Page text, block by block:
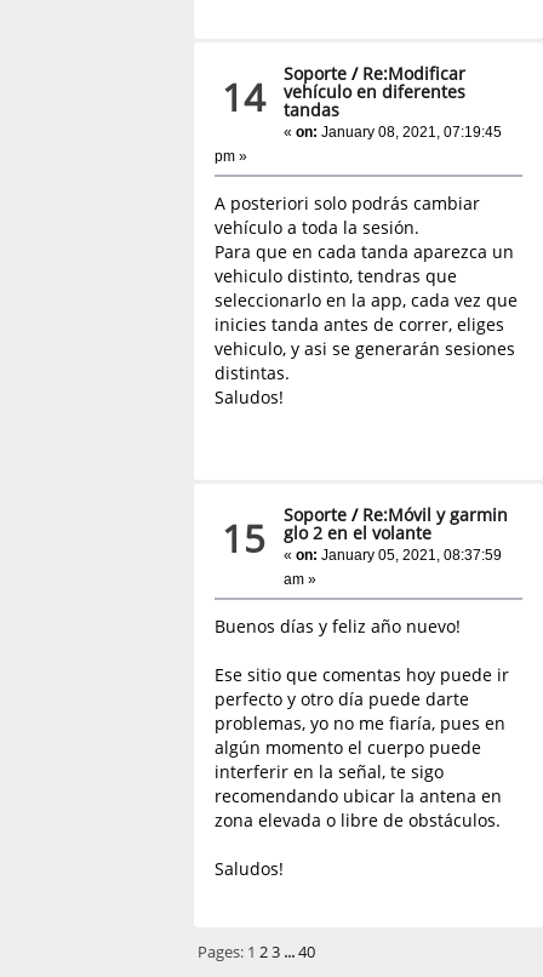
14 Soporte / Re:Modificar
vehículo en diferentes
tandas
«on: January 08, 2021, 07:19:45
pm »
A posteriori solo podrás cambiar
vehículo a toda la sesión.
Para que en cada tanda aparezca un
vehiculo distinto, tendras que
seleccionarlo en la app, cada vez que
inicies tanda antes de correr, eliges
vehiculo, y asi se generarán sesiones
distintas.
Saludos!
15 Soporte / Re:Móvil y garmin
glo 2 en el volante
«on: January 05, 2021, 08:37:59
am »
Buenos días y feliz año nuevo!
Ese sitio que comentas hoy puede ir
perfecto y otro día puede darte
problemas, yo no me fiaría, pues en
algún momento el cuerpo puede
interferir en la señal, te sigo
recomendando ubicar la antena en
zona elevada o libre de obstáculos.
Saludos!
Pages: 1 2 3 ...40